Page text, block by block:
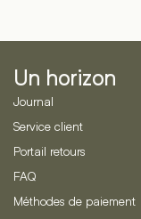
choisies
sur
page
du
Un horizon
Journal
Service client
Portail retours
FAQ
Méthodes de paiement